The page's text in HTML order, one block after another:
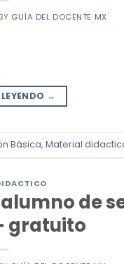
BY GUÍA DEL DOCENTE MX
→
Básica, Material
de
gratuito